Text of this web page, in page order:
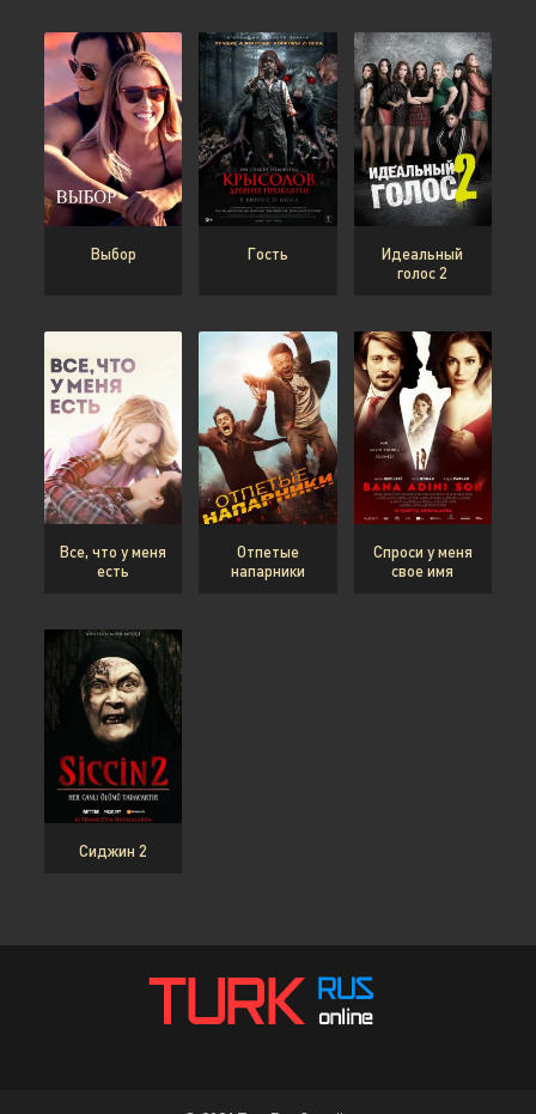
Или войти через
Выбор Гость
Идеальный
голос 2
Все, что у меня
есть
Отпетые
напарники
Спроси у меня
свое имя
Сиджин 2